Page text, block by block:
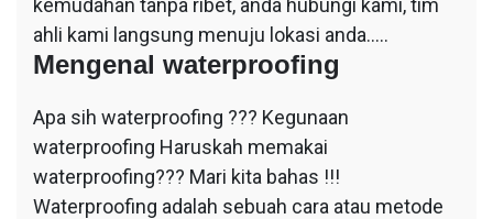
kemudahan tanpa ribet, anda hubungi kami, tim
ahli kami langsung menuju lokasi anda…..
Mengenal waterproofing
Apa sih waterproofing ??? Kegunaan
waterproofing Haruskah memakai
waterproofing??? Mari kita bahas !!!
Waterproofing adalah sebuah cara atau metode